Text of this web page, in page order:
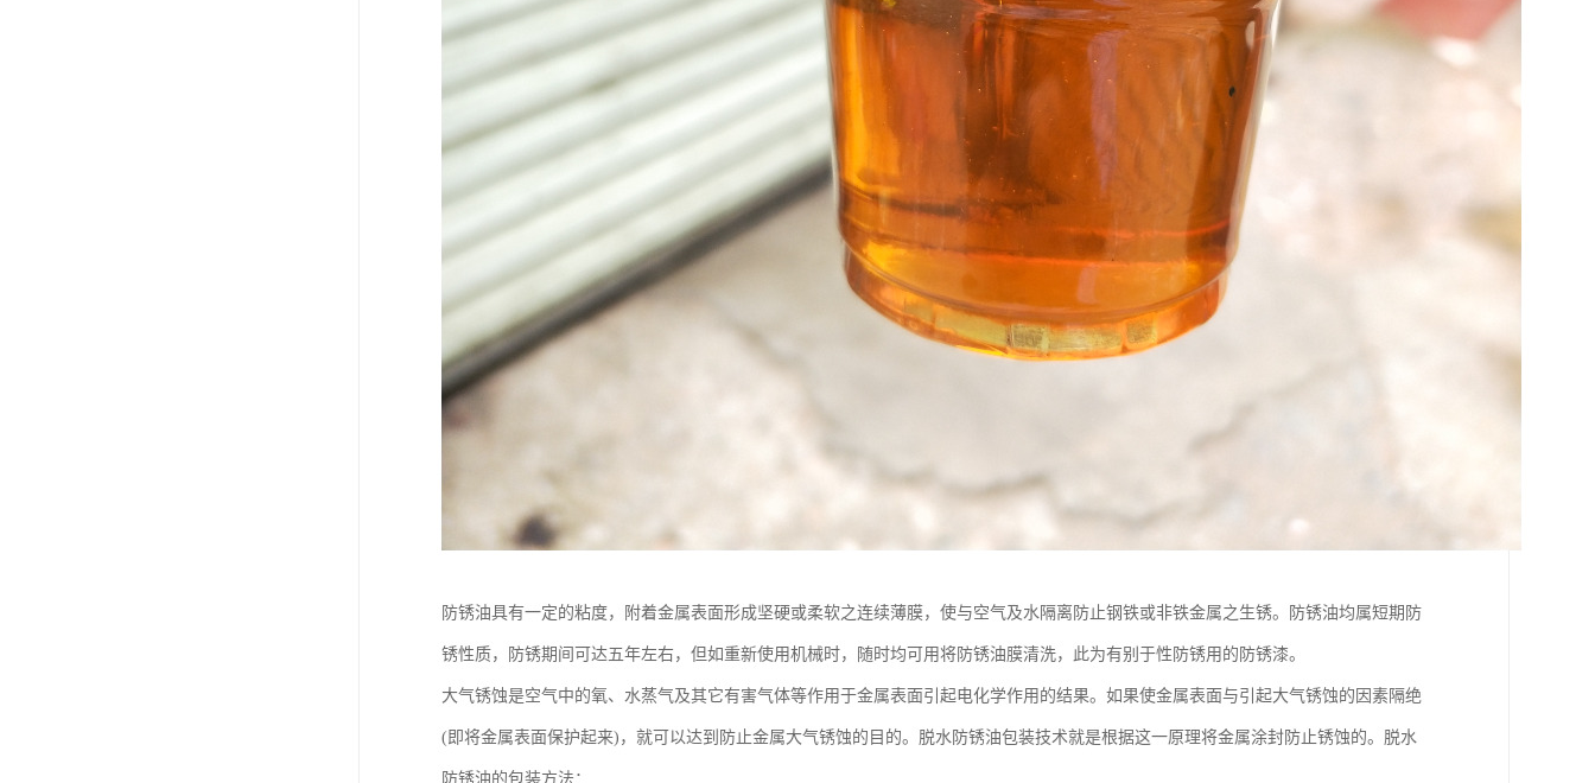
防锈油具有一定的粘度，附着金属表面形成坚硬或柔软之连续薄膜，使与空气及水隔离防止钢铁或非铁金属之生锈。防锈油均属短期防
锈性质，防锈期间可达五年左右，但如重新使用机械时，随时均可用将防锈油膜清洗，此为有别于性防锈用的防锈漆。
大气锈蚀是空气中的氧、水蒸气及其它有害气体等作用于金属表面引起电化学作用的结果。如果使金属表面与引起大气锈蚀的因素隔绝
(即将金属表面保护起来)，就可以达到防止金属大气锈蚀的目的。脱水防锈油包装技术就是根据这一原理将金属涂封防止锈蚀的。脱水
防锈油的包装方法：